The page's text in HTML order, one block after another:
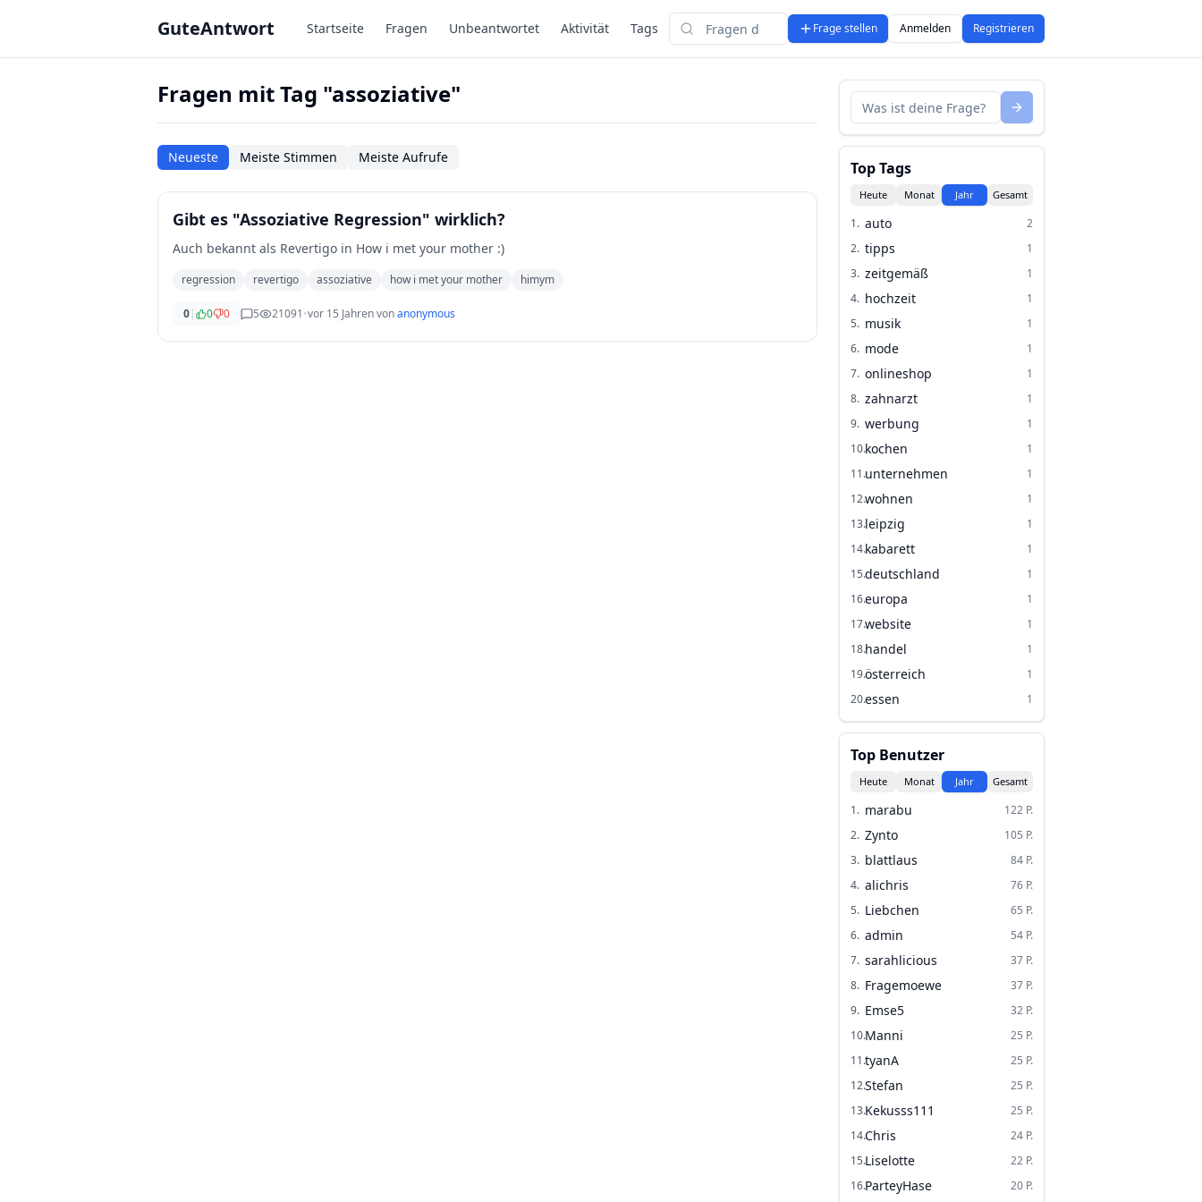
GuteAntwort Startseite Fragen Unbeantwortet Aktivität Tags
Suchen
Frage stellen Anmelden Registrieren
Fragen mit Tag "assoziative"
Neueste Meiste Stimmen Meiste Aufrufe
Gibt es "Assoziative Regression" wirklich?
Auch bekannt als Revertigo in How i met your mother :)
regression revertigo assoziative how i met your mother himym
0| 0 0 5 21091•vor 15 Jahrenvonanonymous
Top Tags
Heute Monat Jahr Gesamt
1. auto
2
2. tipps
1
3. zeitgemäß
1
4. hochzeit
1
5. musik
1
6. mode
1
7. onlineshop
1
8. zahnarzt
1
9. werbung
1
10.kochen
1
11.unternehmen
1
12.wohnen
1
13.leipzig
1
14.kabarett
1
15.deutschland
1
16.europa
1
17.website
1
18.handel
1
19.österreich
1
20.essen 1
Top Benutzer
Heute Monat Jahr Gesamt
1. marabu 122 P.
2. Zynto 105 P.
3. blattlaus 84 P.
4. alichris 76 P.
5. Liebchen 65 P.
6. admin 54 P.
7. sarahlicious 37 P.
8. Fragemoewe 37 P.
9. Emse5 32 P.
10.Manni 25 P.
11.tyanA 25 P.
12.Stefan 25 P.
13.Kekusss111 25 P.
14.Chris 24 P.
15.Liselotte 22 P.
16.ParteyHase 20 P.